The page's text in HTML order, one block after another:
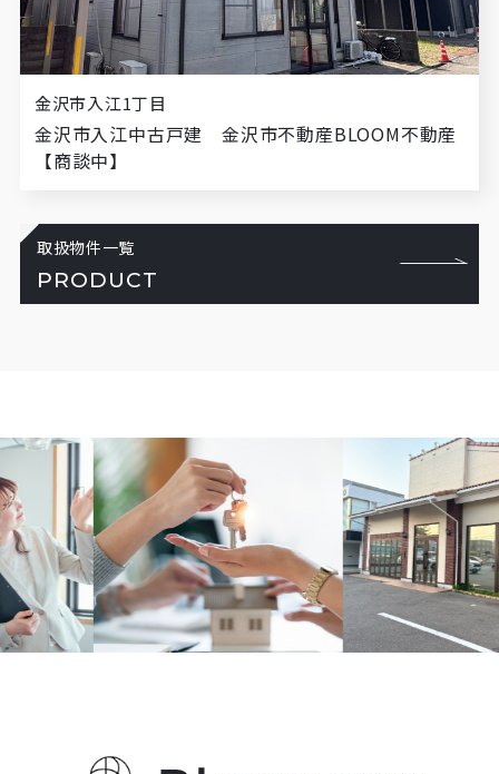
金沢市入江1丁目
金沢市入江中古戸建 金沢市不動産BLOOM不動産
【商談中】
取扱物件一覧
PRODUCT